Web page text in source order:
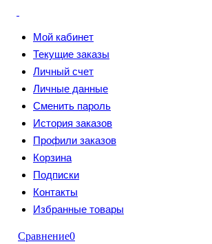
Мой кабинет
Текущие заказы
Личный счет
Личные данные
Сменить пароль
История заказов
Профили заказов
Корзина
Подписки
Контакты
Избранные товары
Сравнение0